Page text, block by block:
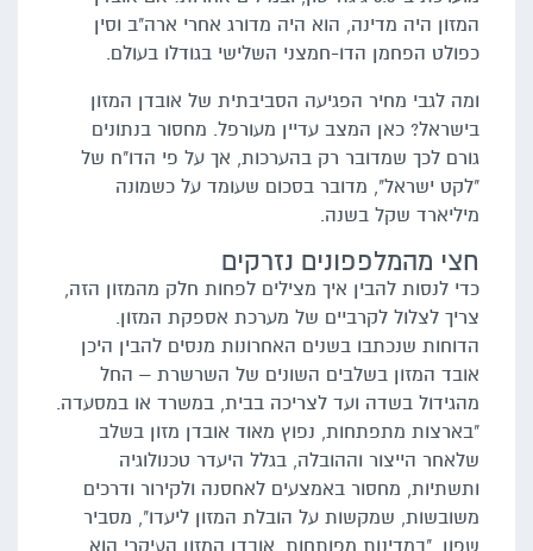
המזון היה מדינה, הוא היה מדורג אחרי ארה"ב וסין
כפולט הפחמן הדו-חמצני השלישי בגודלו בעולם.
ומה לגבי מחיר הפגיעה הסביבתית של אובדן המזון
בישראל? כאן המצב עדיין מעורפל. מחסור בנתונים
גורם לכך שמדובר רק בהערכות, אך על פי הדו"ח של
"לקט ישראל", מדובר בסכום שעומד על כשמונה
מיליארד שקל בשנה.
חצי מהמלפפונים נזרקים
כדי לנסות להבין איך מצילים לפחות חלק מהמזון הזה,
צריך לצלול לקרביים של מערכת אספקת המזון.
הדוחות שנכתבו בשנים האחרונות מנסים להבין היכן
אובד המזון בשלבים השונים של השרשרת – החל
מהגידול בשדה ועד לצריכה בבית, במשרד או במסעדה.
"בארצות מתפתחות, נפוץ מאוד אובדן מזון בשלב
שלאחר הייצור וההובלה, בגלל היעדר טכנולוגיה
ותשתיות, מחסור באמצעים לאחסנה ולקירור ודרכים
משובשות, שמקשות על הובלת המזון ליעדו", מסביר
שפון. "במדינות מפותחות, אובדן המזון העיקרי הוא